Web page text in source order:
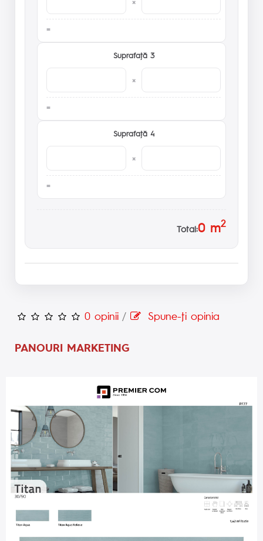
Suprafaţă 3
×
Suprafaţă 4
×
Total:0m2
0 opinii / Spune-ţi opinia
PANOURI MARKETING